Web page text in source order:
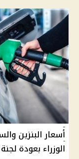
أسعار البنزين
الوزراء بعودة